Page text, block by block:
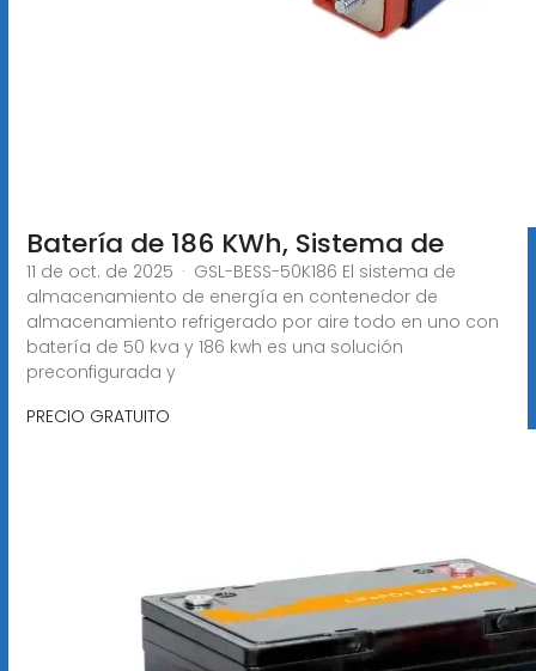
Batería de 186 KWh, Sistema de
11 de oct. de 2025 · GSL-BESS-50K186 El sistema de
almacenamiento de energía en contenedor de
almacenamiento refrigerado por aire todo en uno con
batería de 50 kva y 186 kwh es una solución
preconfigurada y
PRECIO GRATUITO